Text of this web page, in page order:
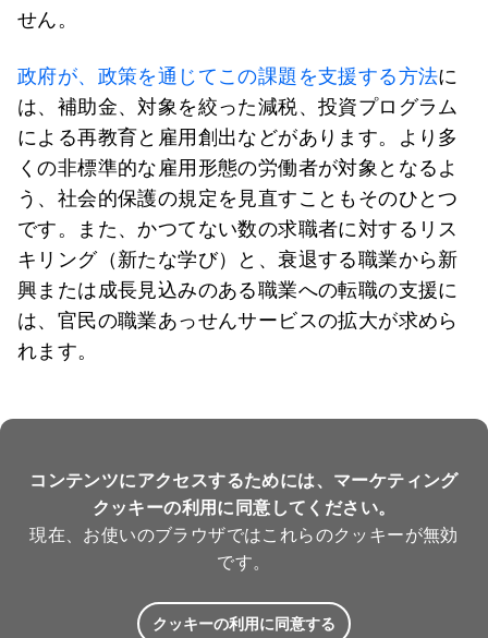
せん。
政府が、政策を通じてこの課題を支援する方法に
は、補助金、対象を絞った減税、投資プログラム
による再教育と雇用創出などがあります。より多
くの非標準的な雇用形態の労働者が対象となるよ
う、社会的保護の規定を見直すこともそのひとつ
です。また、かつてない数の求職者に対するリス
キリング（新たな学び）と、衰退する職業から新
興または成長見込みのある職業への転職の支援に
は、官民の職業あっせんサービスの拡大が求めら
れます。
コンテンツにアクセスするためには、マーケティング
クッキーの利用に同意してください。
現在、お使いのブラウザではこれらのクッキーが無効
です。
クッキーの利用に同意する